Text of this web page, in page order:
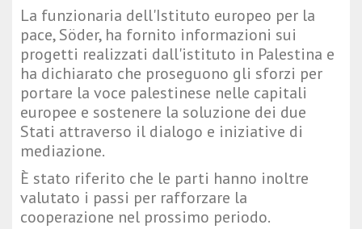
La funzionaria dell'Istituto europeo per la
pace, Söder, ha fornito informazioni sui
progetti realizzati dall'istituto in Palestina e
ha dichiarato che proseguono gli sforzi per
portare la voce palestinese nelle capitali
europee e sostenere la soluzione dei due
Stati attraverso il dialogo e iniziative di
mediazione.
È stato riferito che le parti hanno inoltre
valutato i passi per rafforzare la
cooperazione nel prossimo periodo.